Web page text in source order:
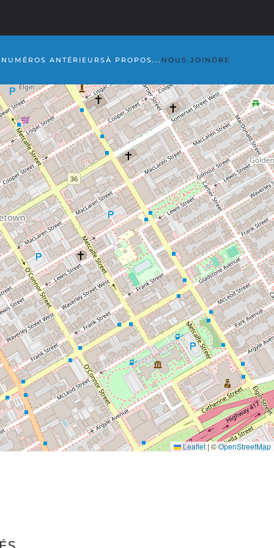
NUMÉROS ANTÉRIEURSÀ PROPOS... NOUS JOINDRE
Leaflet | ©OpenStreetMap